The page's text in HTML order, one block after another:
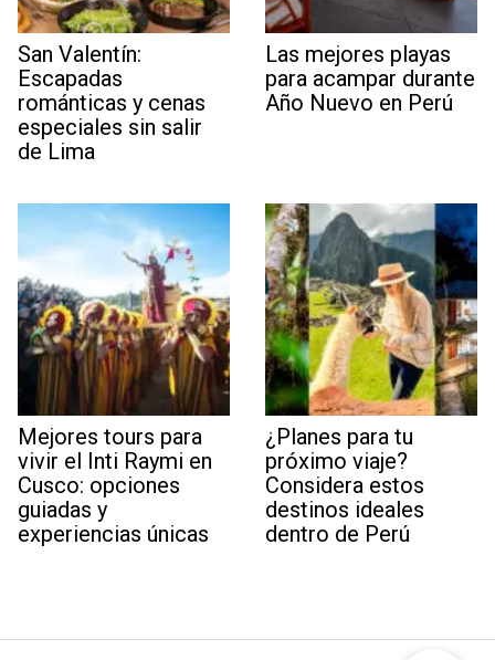
San Valentín:
Escapadas
románticas y cenas
especiales sin salir
de Lima
Las mejores playas
para acampar durante
Año Nuevo en Perú
Mejores tours para
vivir el Inti Raymi en
Cusco: opciones
guiadas y
experiencias únicas
¿Planes para tu
próximo viaje?
Considera estos
destinos ideales
dentro de Perú